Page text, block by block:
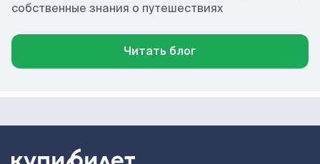
собственные знания о путешествиях
Читать блог